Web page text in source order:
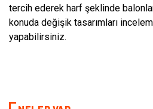
tercih ederek harf şeklinde
konuda değişik tasarımları
yapabilirsiniz.